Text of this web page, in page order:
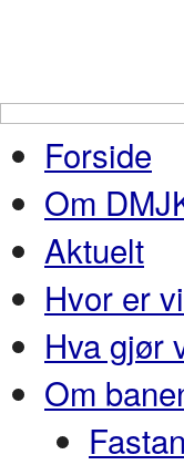
Forside
Om
Aktuelt
Hvor er
Hva gjør
Om